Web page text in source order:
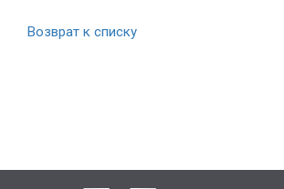
Возврат к списку